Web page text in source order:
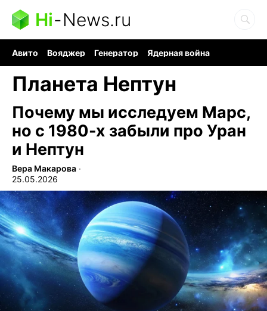
Hi-News.ru
Авито Вояджер Генератор
Ядерная война
Планета Нептун
Почему мы исследуем Марс,
но с 1980-х забыли про Уран
и Нептун
Вера Макарова ∙
25.05.2026